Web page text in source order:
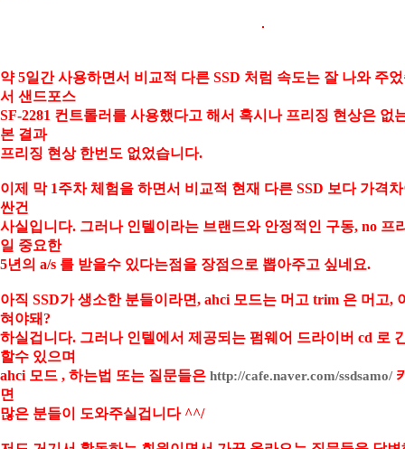
약 5일간 사용하면서 비교적 다른 SSD 처럼 속도는 잘 나와 주
서 샌드포스
SF-2281 컨트롤러를 사용했다고 해서 혹시나 프리징 현상은 없
본 결과
프리징 현상 한번도 없었습니다.
이제 막 1주차 체험을 하면서 비교적 현재 다른 SSD 보다 가격
싼건
사실입니다. 그러나 인텔이라는 브랜드와 안정적인 구동, no 프
일 중요한
5년의 a/s 를 받을수 있다는점을 장점으로 뽑아주고 싶네요.
아직 SSD가 생소한 분들이라면, ahci 모드는 머고 trim 은 머고,
혀야돼?
하실겁니다. 그러나 인텔에서 제공되는 펌웨어 드라이버 cd 로
할수 있으며
ahci 모드 , 하는법 또는 질문들은 http://cafe.naver.com/ssdsamo/
면
많은 분들이 도와주실겁니다 ^^/